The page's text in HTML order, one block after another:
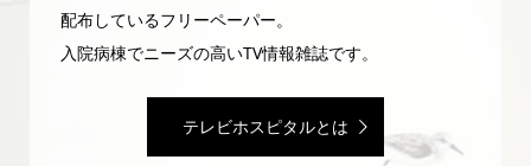
配布しているフリーペーパー。
入院病棟でニーズの高いTV情報雑誌です。
テレビホスピタルとは